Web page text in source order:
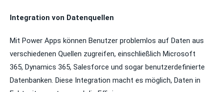
Integration von Datenquellen
Mit Power Apps können Benutzer problemlos auf Daten aus
verschiedenen Quellen zugreifen, einschließlich Microsoft
365, Dynamics 365, Salesforce und sogar benutzerdefinierte
Datenbanken. Diese Integration macht es möglich, Daten in